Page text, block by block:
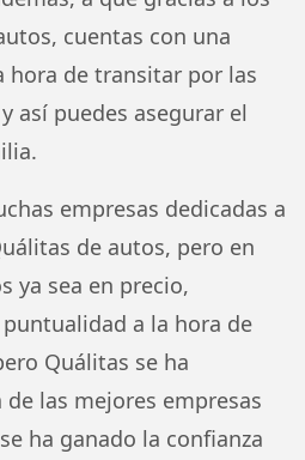
cuentas con una
hora de transitar por las
así puedes asegurar el
empresas dedicadas a
de autos, pero en
ya sea en precio,
a la hora de
Quálitas se ha
las mejores empresas
ha ganado la confianza